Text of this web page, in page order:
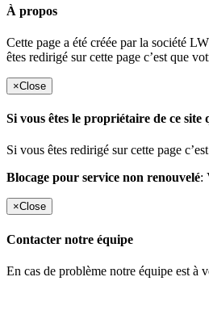
À propos
Cette page a été créée par la société
êtes redirigé sur cette page c’est que
×Close
Si vous êtes le propriétaire de ce site
Si vous êtes redirigé sur cette page
Blocage pour service non renouvelé:
×Close
Contacter notre équipe
En cas de problème notre équipe est à